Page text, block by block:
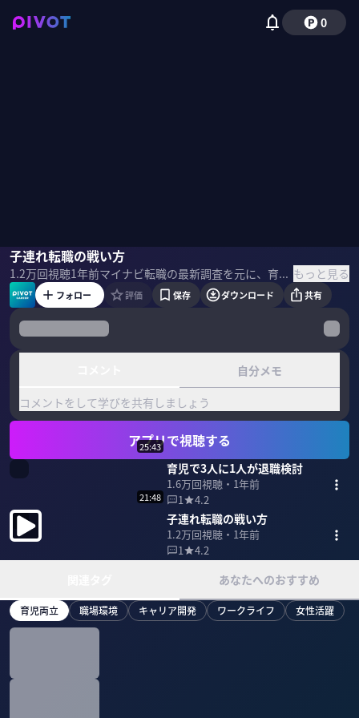
0
子連れ転職の戦い方
1.2万回視聴1年前 マイナビ転職の最新調査を元に、育児とキャリアの両立のリアルを深掘り。働き方の制度は整いつつあるのに、なぜ「続けられない」と考える人がいるのか？夫との協力のギャップ、「名もなき家事」の負担、育休中の収入減やキャリアへの不安、さらに企業に潜むアンコンシャスバイアスまで。マイナビ転職編集長・瀧川さおり氏が、調査結果から見える課題と、子育て中の転職のリアル、そして自分らしいキャリアを築くためのヒントを徹底解説。 もっと見る
瀧川さおり小手森千紗
フォロー 評価 保存 ダウンロード 共有
自分メモ
コメントをして学びを共有しましょう
アプリで視聴する
25:43
育児で3人に1人が退職検討
1.6万回視聴・ 1年前
1
4.2
21:48
子連れ転職の戦い方
1.2万回視聴・ 1年前
1
4.2
あなたへのおすすめ
育児両立 職場環境 キャリア開発 ワークライフ 女性活躍